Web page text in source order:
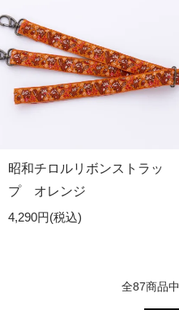
昭和チロルリボンストラッ
プ オレンジ
4,290円(税込)
全87商品中